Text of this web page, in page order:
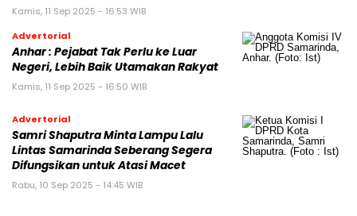
Kamis, 11 Sep 2025 - 16:53 WIB
Advertorial
Anhar : Pejabat Tak Perlu ke Luar
Negeri, Lebih Baik Utamakan Rakyat
Kamis, 11 Sep 2025 - 16:50 WIB
Advertorial
Samri Shaputra Minta Lampu Lalu
Lintas Samarinda Seberang Segera
Difungsikan untuk Atasi Macet
Rabu, 10 Sep 2025 - 14:45 WIB